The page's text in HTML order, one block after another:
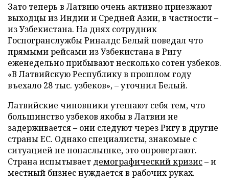
Зато теперь в Латвию очень активно приезжают
выходцы из Индии и Средней Азии, в частности –
из Узбекистана. На днях сотрудник
Госпогранслужбы Риналдс Белый поведал что
прямыми рейсами из Узбекистана в Ригу
еженедельно прибывают несколько сотен узбеков.
«В Латвийскую Республику в прошлом году
въехало 28 тыс. узбеков», – уточнил Белый.
Латвийские чиновники утешают себя тем, что
большинство узбеков якобы в Латвии не
задерживается – они следуют через Ригу в другие
страны ЕС. Однако специалисты, знакомые с
ситуацией не понаслышке, это опровергают.
Страна испытывает демографический кризис– и
местный бизнес нуждается в рабочих руках.